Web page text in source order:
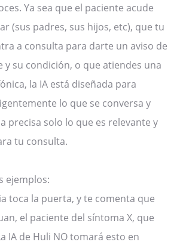
Ya sea que el paciente acude
(sus padres, sus hijos, etc), que tu
a consulta para darte un aviso de
y su condición, o que atiendes una
la IA está diseñada para
lo que se conversa y
precisa solo lo que es relevante y
tu consulta.
ejemplos:
toca la puerta, y te comenta que
el paciente del síntoma X, que
IA de Huli NO tomará esto en